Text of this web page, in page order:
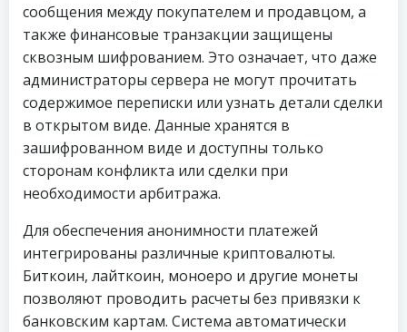
сообщения между покупателем и продавцом, а
также финансовые транзакции защищены
сквозным шифрованием. Это означает, что даже
администраторы сервера не могут прочитать
содержимое переписки или узнать детали сделки
в открытом виде. Данные хранятся в
зашифрованном виде и доступны только
сторонам конфликта или сделки при
необходимости арбитража.
Для обеспечения анонимности платежей
интегрированы различные криптовалюты.
Биткоин, лайткоин, моноеро и другие монеты
позволяют проводить расчеты без привязки к
банковским картам. Система автоматически